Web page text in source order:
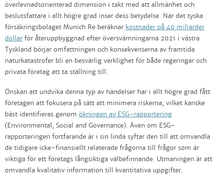
överlevnadsorienterad dimension i takt med att allmänhet och
beslutsfattare i allt högre grad inser dess betydelse. När det tyska
försäkringsbolaget Munich Re beräknar kostnader på 40 miljarder
dollar för återuppbyggnad efter översvämningarna 2021 i västra
Tyskland börjar omfattningen och konsekvenserna av framtida
naturkatastrofer bli en besvärlig verklighet för både regeringar och
privata företag att ta ställning till.
Önskan att undvika denna typ av händelser har i allt högre grad fått
företagen att fokusera på sätt att minimera riskerna, vilket kanske
bäst identifieras genom ökningen av ESG-rapportering
(Environmental, Social and Governance). Även om ESG-
rapporteringen fortfarande är i sin linda syftar den till att omvandla
de tidigare icke-finansiellt relaterade frågorna till frågor som är
viktiga för ett företags långsiktiga välbefinnande. Utmaningen är att
omvandla kvalitativ information till kvantitativa uppgifter.